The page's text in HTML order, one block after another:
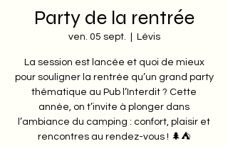
Party de la rentrée
ven. 05 sept. Lévis
La session est lancée et quoi de mieux
pour souligner la rentrée qu’un grand party
thématique au Pub l’Interdit ? Cette
année, on t’invite à plonger dans
l’ambiance du camping : confort, plaisir et
rencontres au rendez-vous ! 🌲⛺